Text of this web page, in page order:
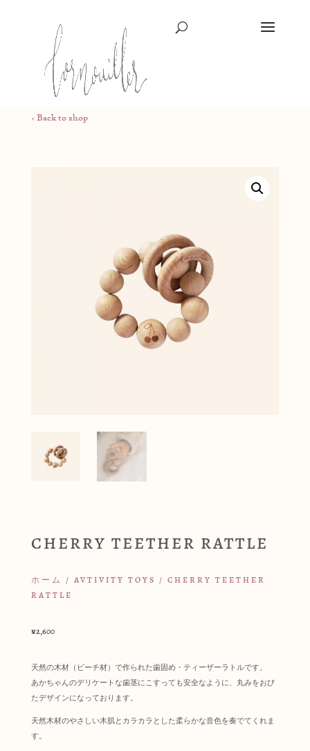
< Back to shop
CHERRY TEETHER RATTLE
ホーム / AVTIVITY TOYS / CHERRY TEETHER
RATTLE
¥2,600
天然の木材（ビーチ材）で作られた歯固め・ティーザーラトルです。
あかちゃんのデリケートな歯茎にこすっても安全なように、丸みをおび
たデザインになっております。
天然木材のやさしい木肌とカラカラとした柔らかな音色を奏でてくれま
す。